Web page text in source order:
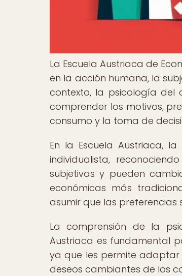
La Escuela Austriaca de
en la acción humana, la
contexto, la psicología del
comprender los motivos,
consumo y la toma de
En la Escuela Austriaca,
individualista,
subjetivas y pueden
económicas más
asumir que las preferencias
La comprensión de la
Austriaca es fundamental
ya que les permite adaptar
deseos cambiantes de los